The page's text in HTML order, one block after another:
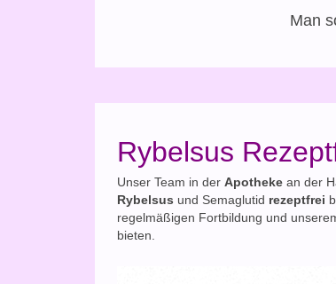
Man
Rybelsus
Unser Team in der Apotheke an der
Rybelsus und Semaglutid rezeptfrei
regelmäßigen Fortbildung und
bieten.